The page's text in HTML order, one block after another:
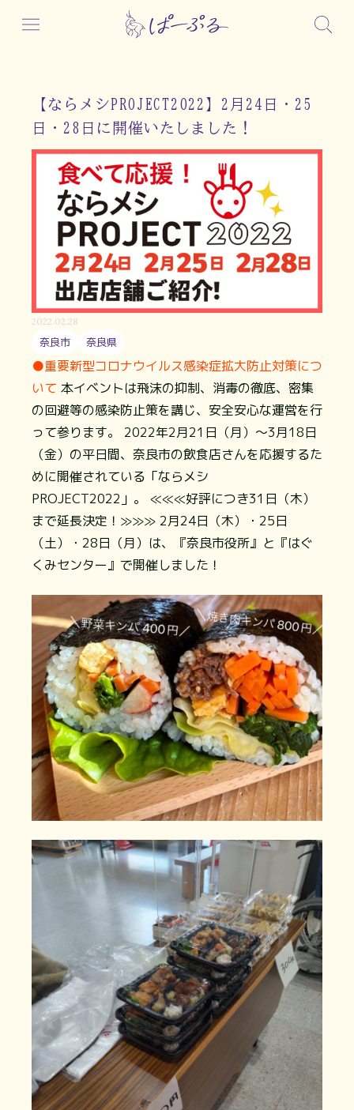
【ならメシPROJECT2022】2月24日・25
日・28日に開催いたしました！
2022.02.28
奈良市 奈良県
●重要 ​新型コロナウイルス感染症拡大防止対策につ
いて 本イベントは飛沫の抑制、消毒の徹底、密集
の回避等の感染防止策を講じ、安全安心な運営を行
って参ります。 2022年2月21日（月）～3月18日
（金）の平日間、奈良市の飲食店さんを応援するた
めに開催されている「ならメシ
PROJECT2022」。 ≪≪≪好評につき31日（木）
まで延長決定！≫≫≫ 2月24日（木）・25日
（土）・28日（月）は、『奈良市役所』と『はぐ
くみセンター』で開催しました！